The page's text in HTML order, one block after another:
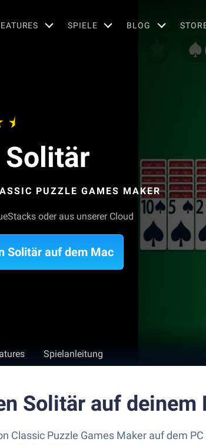
SPIELE BLOG
Solitär
PUZZLE GAMES MAKER
oder aus unserer Cloud
Solitär auf dem Mac
Spielanleitung
Solitär auf deinem
Classic Puzzle Games Maker auf dem